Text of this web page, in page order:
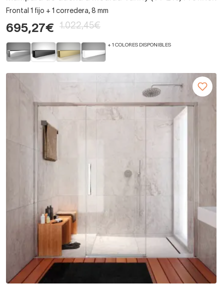
Frontal 1 fijo + 1 corredera, 8 mm
695,27€ 1.022,45€
+ 1 COLORES DISPONIBLES